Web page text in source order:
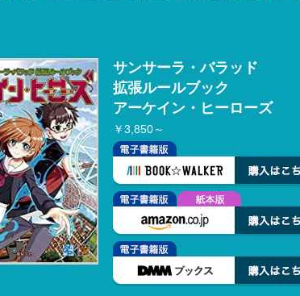
サンサーラ・バラッド
拡張ルールブック
アーケイン・ヒーローズ
￥3,850～